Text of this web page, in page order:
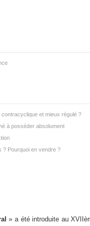
et mieux régulé ?
à posséder absolument
? Pourquoi en vendre ?
» a été introduite au